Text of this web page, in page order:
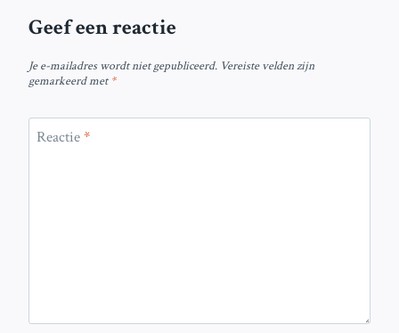
Geef een reactie
Je e-mailadres wordt niet gepubliceerd. Vereiste velden zijn
gemarkeerd met*
Reactie*